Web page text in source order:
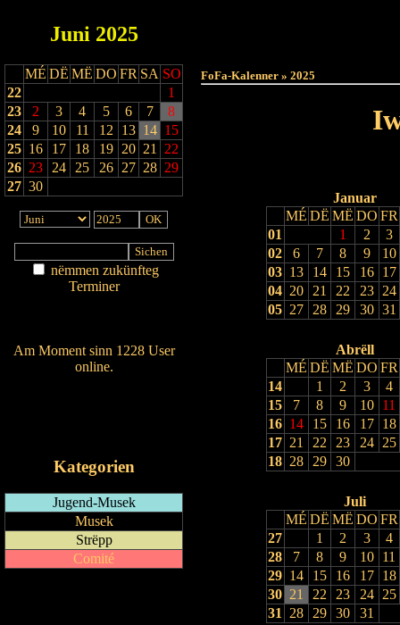
Juni 2025
MÉ DË MË DO FR SA SO
22
1
23
2 3 4 5 6 7
8
24
9 10 11 12 13 14 15
25 16 17 18 19 20 21
22
26 23 24 25 26 27 28 29
27 30
nëmmen zukünfteg
Terminer
Am Moment sinn 1228 User
online.
Kategorien
Jugend-Musek
Musek
Strëpp
Comité
FoFa-Kalenner » 2025
Januar
MÉ DË MË DO FR
01
1 2
3
02
6 7 8 9
10
03 13 14 15 16
17
04 20 21 22 23
24
05 27 28 29 30 31
Abrëll
MÉ DË MË DO FR
14
1 2 3
4
15
7 8 9 10
11
16 14 15 16 17
18
17 21 22 23 24
25
18 28 29 30
Juli
MÉ DË MË DO FR
27
1 2 3
4
28
7 8 9 10
11
29 14 15 16 17
18
30 21 22 23 24
25
31
28 29 30
31